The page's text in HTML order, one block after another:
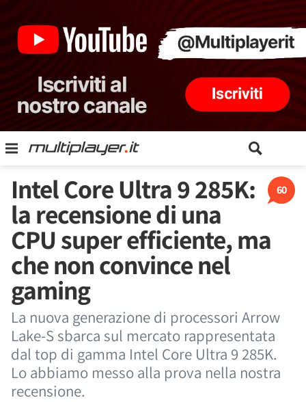
60
Intel Core Ultra 9 285K:
la recensione di una
CPU super efficiente, ma
che non convince nel
gaming
La nuova generazione di processori Arrow
Lake-S sbarca sul mercato rappresentata
dal top di gamma Intel Core Ultra 9 285K.
Lo abbiamo messo alla prova nella nostra
recensione.